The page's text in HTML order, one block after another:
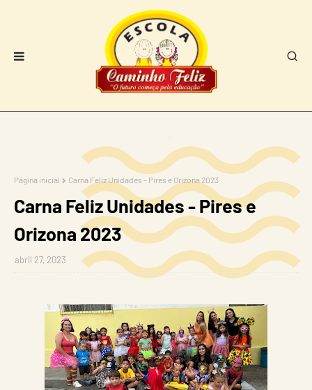
Página inicial Carna Feliz Unidades - Pires e Orizona 2023
Carna Feliz Unidades - Pires e
Orizona 2023
abril 27, 2023